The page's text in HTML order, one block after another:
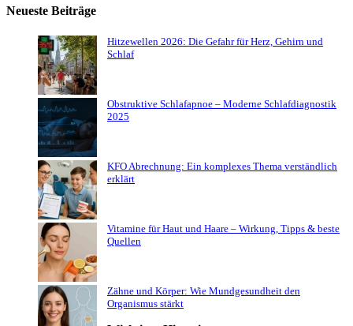
Neueste Beiträge
Hitzewellen 2026: Die Gefahr für Herz, Gehirn und
Schlaf
Obstruktive Schlafapnoe – Moderne Schlafdiagnostik
2025
KFO Abrechnung: Ein komplexes Thema verständlich
erklärt
Vitamine für Haut und Haare – Wirkung, Tipps & beste
Quellen
Zähne und Körper: Wie Mundgesundheit den
Organismus stärkt